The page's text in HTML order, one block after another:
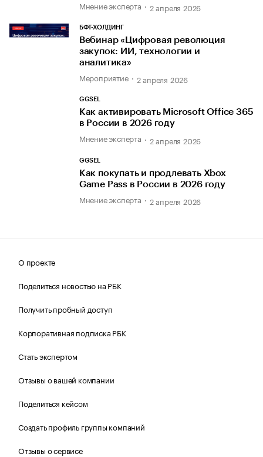
Мнение эксперта 2 апреля 2026
БФТ-ХОЛДИНГ
Вебинар «Цифровая революция
закупок: ИИ, технологии и
аналитика»
Мероприятие 2 апреля 2026
GGSEL
Как активировать Microsoft Office 365
в России в 2026 году
Мнение эксперта 2 апреля 2026
GGSEL
Как покупать и продлевать Xbox
Game Pass в России в 2026 году
Мнение эксперта 2 апреля 2026
О проекте
Поделиться новостью на РБК
Получить пробный доступ
Корпоративная подписка РБК
Стать экспертом
Отзывы о вашей компании
Поделиться кейсом
Создать профиль группы компаний
Отзывы о сервисе